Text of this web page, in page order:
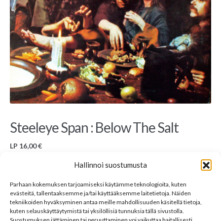
Hallinnoi suostumusta
Parhaan kokemuksen tarjoamiseksi käytämme teknologioita, kuten
evästeitä, tallentaaksemme ja/tai käyttääksemme laitetietoja. Näiden
tekniikoiden hyväksyminen antaa meille mahdollisuuden käsitellä tietoja,
kuten selauskäyttäytymistä tai yksilöllisiä tunnuksia tällä sivustolla.
Steeleye Span : Below The Salt
LP 16,00€
Used LP, Chrysalis CHR 1008, UK
Tuotekuva ei välttämättä ole myynnissä olevasta tuotteesta mutta vastaavasta. Kaikki
myynnissä olevat levyt ovat hyväkuntoisia (VG+/VG+), ellei toisin ole mainittu.
Kuntoluokitukset löytyvättäältä. Lisätietoja saa kysymällä osoitteesta sales@33rpm.fi
Varasto loppu